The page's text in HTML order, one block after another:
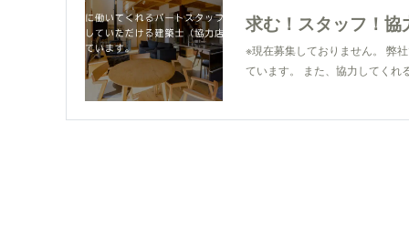
求む！スタッフ！協
※現在募集しておりません。 弊
ています。 また、協力してくれ